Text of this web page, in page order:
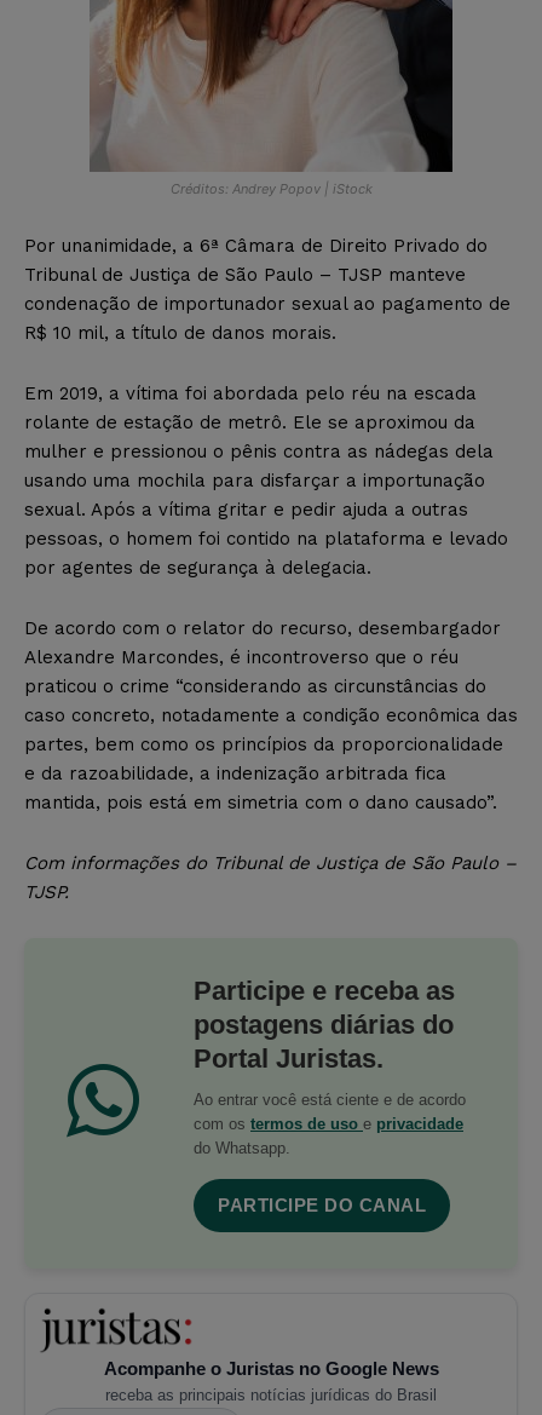
Créditos: Andrey Popov | iStock
Por unanimidade, a 6ª Câmara de Direito Privado do
Tribunal de Justiça de São Paulo – TJSP manteve
condenação de importunador sexual ao pagamento de
R$ 10 mil, a título de danos morais.
Em 2019, a vítima foi abordada pelo réu na escada
rolante de estação de metrô. Ele se aproximou da
mulher e pressionou o pênis contra as nádegas dela
usando uma mochila para disfarçar a importunação
sexual. Após a vítima gritar e pedir ajuda a outras
pessoas, o homem foi contido na plataforma e levado
por agentes de segurança à delegacia.
De acordo com o relator do recurso, desembargador
Alexandre Marcondes, é incontroverso que o réu
praticou o crime “considerando as circunstâncias do
caso concreto, notadamente a condição econômica das
partes, bem como os princípios da proporcionalidade
e da razoabilidade, a indenização arbitrada fica
mantida, pois está em simetria com o dano causado”.
Com informações do Tribunal de Justiça de São Paulo –
TJSP.
Participe e receba as
postagens diárias do
Portal Juristas.
Ao entrar você está ciente e de acordo
com os termos de uso e privacidade
do Whatsapp.
PARTICIPE DO CANAL
Acompanhe o Juristas no Google News
receba as principais notícias jurídicas do Brasil